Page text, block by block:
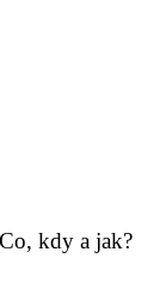
kdy a jak?